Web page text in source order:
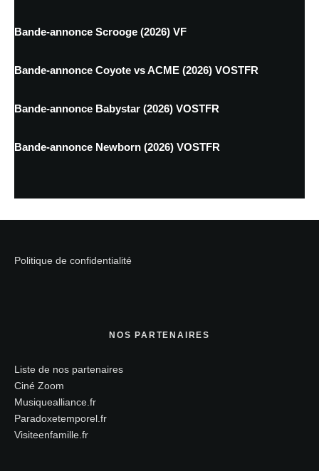
Bande-annonce Scrooge (2026) VF
Bande-annonce Coyote vs ACME (2026) VOSTFR
Bande-annonce Babystar (2026) VOSTFR
Bande-annonce Newborn (2026) VOSTFR
Politique de confidentialité
NOS PARTENAIRES
Liste de nos partenaires
Ciné Zoom
Musiquealliance.fr
Paradoxetemporel.fr
Visiteenfamille.fr